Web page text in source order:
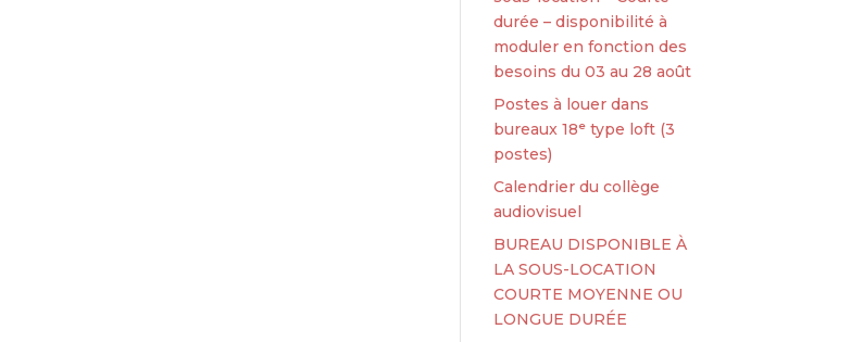
durée – disponibilité à
moduler en fonction des
besoins du 03 au 28 août
Postes à louer dans
bureaux 18ᵉ type loft (3
postes)
Calendrier du collège
audiovisuel
BUREAU DISPONIBLE À
LA SOUS-LOCATION
COURTE MOYENNE OU
LONGUE DURÉE